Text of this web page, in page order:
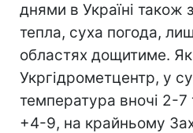
днями в Україні також
тепла, суха погода,
областях дощитиме.
Укргідрометцентр, у
температура вночі 2-7
+4-9, на крайньому